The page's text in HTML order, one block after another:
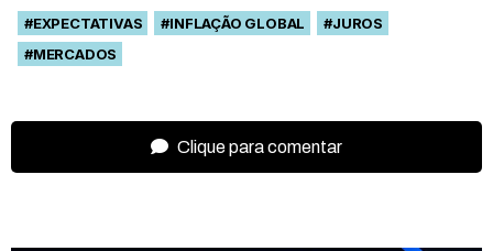
#EXPECTATIVAS #INFLAÇÃO GLOBAL
#JUROS
#MERCADOS
Clique para comentar